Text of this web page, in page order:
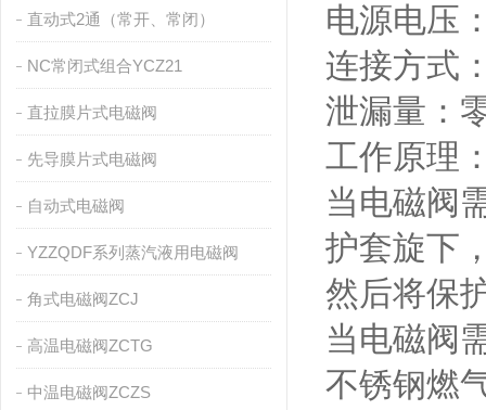
直动式2通（常开、常闭）
NC常闭式组合YCZ21
直拉膜片式电磁阀
先导膜片式电磁阀
自动式电磁阀
YZZQDF系列蒸汽液用电磁阀
角式电磁阀ZCJ
高温电磁阀ZCTG
中温电磁阀ZCZS
电源电压
连接方式
泄漏量：
工作原理
当电磁阀
护套旋下
然后将保
当电磁阀
不锈钢燃